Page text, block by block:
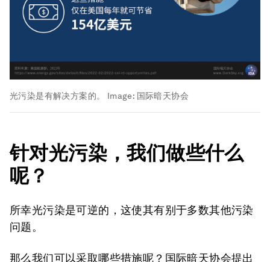
光污染是有解决方案的。 Image: 国际暗天协会
针对光污染，我们做些什么
呢？
所幸光污染是可逆的，这使其有别于多数其他污染
问题。
那么我们可以采取哪些措施呢？国际暗天协会提出